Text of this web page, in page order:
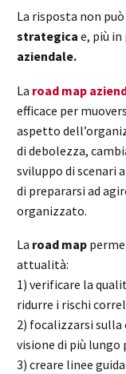
La risposta non
strategica e, più
aziendale.
La road map
efficace per
aspetto
di debolezza,
sviluppo di scenari
di prepararsi ad
organizzato.
La road map
attualità:
1) verificare la
ridurre i rischi
2) focalizzarsi sulla
visione di più lungo
3) creare linee